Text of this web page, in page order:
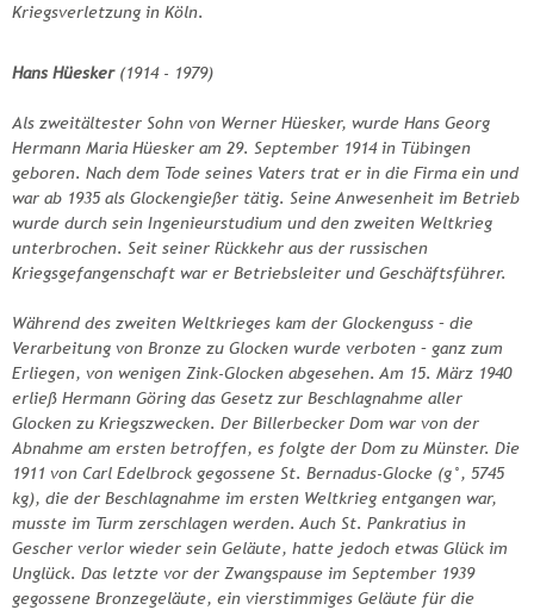
Kriegsverletzung in Köln.
Hans Hüesker (1914 - 1979)
Als zweitältester Sohn von Werner Hüesker, wurde Hans Georg
Hermann Maria Hüesker am 29. September 1914 in Tübingen
geboren. Nach dem Tode seines Vaters trat er in die Firma ein und
war ab 1935 als Glockengießer tätig. Seine Anwesenheit im Betrieb
wurde durch sein Ingenieurstudium und den zweiten Weltkrieg
unterbrochen. Seit seiner Rückkehr aus der russischen
Kriegsgefangenschaft war er Betriebsleiter und Geschäftsführer.
Während des zweiten Weltkrieges kam der Glockenguss – die
Verarbeitung von Bronze zu Glocken wurde verboten – ganz zum
Erliegen, von wenigen Zink-Glocken abgesehen. Am 15. März 1940
erließ Hermann Göring das Gesetz zur Beschlagnahme aller
Glocken zu Kriegszwecken. Der Billerbecker Dom war von der
Abnahme am ersten betroffen, es folgte der Dom zu Münster. Die
1911 von Carl Edelbrock gegossene St. Bernadus-Glocke (g°, 5745
kg), die der Beschlagnahme im ersten Weltkrieg entgangen war,
musste im Turm zerschlagen werden. Auch St. Pankratius in
Gescher verlor wieder sein Geläute, hatte jedoch etwas Glück im
Unglück. Das letzte vor der Zwangspause im September 1939
gegossene Bronzegeläute, ein vierstimmiges Geläute für die